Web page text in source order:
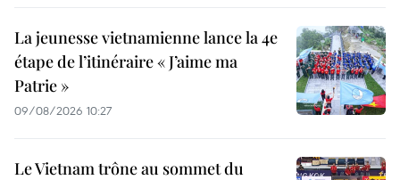
La jeunesse vietnamienne lance la 4e
étape de l’itinéraire « J’aime ma
Patrie »
09/08/2026 10:27
Le Vietnam trône au sommet du